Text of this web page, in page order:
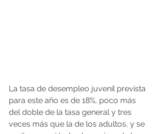
La tasa de desempleo juvenil prevista
para este año es de 18%, poco más
del doble de la tasa general y tres
veces más que la de los adultos, y se